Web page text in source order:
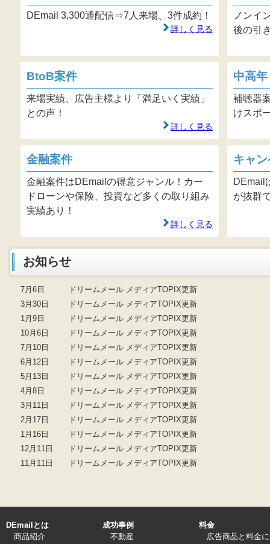
DEmail 3,300通配信⇒7人来場、3件成約！
詳しく見る
ノンイ
後の引
BtoB案件
来場実績、広告主様より「満足いく実績」
との声！
詳しく見る
中高
補聴器
けスポ
金融案件
金融案件はDEmailの得意ジャンル！カー
ドローンや保険、投資など多くの取り組み
実績あり！
詳しく見る
キャ
DEmail
が抜群
お知らせ
7月6日
ドリームメール メディアTOPIX更新
3月30日
ドリームメール メディアTOPIX更新
1月9日
ドリームメール メディアTOPIX更新
10月6日
ドリームメール メディアTOPIX更新
7月10日
ドリームメール メディアTOPIX更新
6月12日
ドリームメール メディアTOPIX更新
5月13日
ドリームメール メディアTOPIX更新
4月8日
ドリームメール メディアTOPIX更新
3月11日
ドリームメール メディアTOPIX更新
2月17日
ドリームメール メディアTOPIX更新
1月16日
ドリームメール メディアTOPIX更新
12月11日
ドリームメール メディアTOPIX更新
11月11日
ドリームメール メディアTOPIX更新
DEmailとは
商品紹介
成功事例
不動産
料金
広告商品と料金